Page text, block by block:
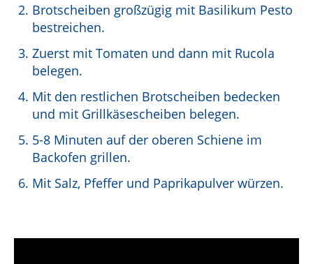
Brotscheiben großzügig mit Basilikum Pesto
bestreichen.
Zuerst mit Tomaten und dann mit Rucola
belegen.
Mit den restlichen Brotscheiben bedecken
und mit Grillkäsescheiben belegen.
5-8 Minuten auf der oberen Schiene im
Backofen grillen.
Mit Salz, Pfeffer und Paprikapulver würzen.